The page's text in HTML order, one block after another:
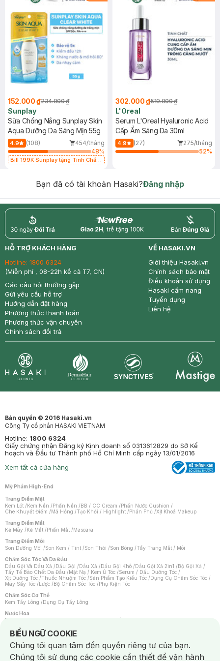
152.000 ₫234.000 ₫
Sunplay
Sữa Chống Nắng Sunplay Skin
Aqua Dưỡng Da Sáng Mịn 55g
4.9 (108)
454/tháng
48%
Bill 199K Sunplay tặng Tinh Chất
302.000 ₫519.000 ₫
L'Oreal
Serum L'Oreal Hyaluronic Acid
Cấp Ẩm Sáng Da 30ml
4.9 (27)
275/tháng
52%
Bạn đã có tài khoản Hasaki?Đăng nhập
return nowfree price
HỖ TRỢ KHÁCH HÀNG
Hotline: 1800 6324
(Miễn phí , 08-22h kể cả T7, CN)
Các câu hỏi thường gặp
Gửi yêu cầu hỗ trợ
Hướng dẫn đặt hàng
Phương thức thanh toán
Phương thức vận chuyển
Chính sách đổi trả
VỀ HASAKI.VN
Giới thiệu Hasaki.vn
Chính sách bảo mật
Điều khoản sử dụng
Hasaki cẩm nang
Tuyển dụng
Liên hệ
Bản quyền © 2016 Hasaki.vn
Công Ty cổ phần HASAKI VIETNAM
Hotline: 1800 6324
Giấy chứng nhận Đăng ký Kinh doanh số 0313612829 do Sở Kế
hoạch và Đầu tư Thành phố Hồ Chí Minh cấp ngày 13/01/2016
Xem tất cả cửa hàng
Mỹ Phẩm High-End
Trang Điểm Mặt
Kem Lót /Kem Nền /Phấn Nền /BB / CC Cream /Phấn Nước Cushion /
Che Khuyết Điểm /Má Hồng /Tạo Khối / Highlight /Phấn Phủ /Xịt Khoá Makeup
Trang Điểm Mắt
Kẻ Mày /Kẻ Mắt /Phấn Mắt /Mascara
Trang Điểm Môi
Son Dưỡng Môi /Son Kem / Tint /Son Thỏi /Son Bóng /Tẩy Trang Mắt / Môi
Chăm Sóc Tóc Và Da Đầu
Dầu Gội Và Dầu Xả /Dầu Gội /Dầu Xả /Dầu Gội Khô /Dầu Gội Xả 2in1 /Bộ Gội Xả /
Tẩy Tế Bào Chết Da Đầu /Mặt Nạ / Kem Ủ Tóc /Serum / Dầu Dưỡng Tóc /
Xịt Dưỡng Tóc /Thuốc Nhuộm Tóc /Sản Phẩm Tạo Kiểu Tóc /Dụng Cụ Chăm Sóc Tóc /
Máy Sấy Tóc /Lược /Bộ Chăm Sóc Tóc /Phụ Kiện Tóc
Chăm Sóc Cơ Thể
Kem Tẩy Lông /Dụng Cụ Tẩy Lông
Nước Hoa
Nước Hoa Nữ
Chăm Sóc Cá Nhân
Chống Muỗi /Khẩu Trang /Máy Massage/Mặt Nạ Xông Hơi /Nước Rửa Tay/
Sản Phẩm Chăm Sóc Khác /Bàn Chải Đánh Răng /Bàn Chải Điện/
Hỗ Trợ Trắng Răng/Kem Đánh Răng /Máy Tăm Nước/ Nước Súc Miệng/
BIỂU NGỮ COOKIE
Notice about cookies usage
Chúng tôi quan tâm đến quyền riêng tư của bạn.
Chúng tôi sử dụng các cookie cần thiết để vận hành